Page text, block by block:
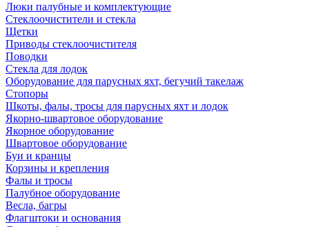
Люки палубные и комплектующие
Стеклоочистители и стекла
Щетки
Приводы стеклоочистителя
Поводки
Стекла для лодок
Оборудование для парусных яхт, бегучий такелаж
Стопоры
Шкоты, фалы, тросы для парусных яхт и лодок
Якорно-швартовое оборудование
Якорное оборудование
Швартовое оборудование
Буи и кранцы
Корзины и крепления
Фалы и тросы
Палубное оборудование
Весла, багры
Флагштоки и основания